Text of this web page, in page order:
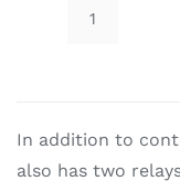
quantité
In addition to
also has two